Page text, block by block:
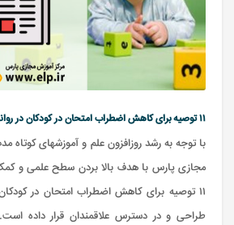
۱۱ توصیه برای کاهش اضطراب امتحان در کودکان در روانشناسی کودک
با توجه به رشد روزافزون علم و آموزشهای کوتاه
مجازی پارس با هدف بالا بردن سطح علمی و
۱۱ توصیه برای كاهش اضطراب امتحان در